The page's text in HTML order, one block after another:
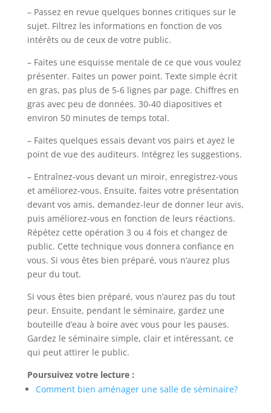
– Passez en revue quelques bonnes critiques sur le
sujet. Filtrez les informations en fonction de vos
intérêts ou de ceux de votre public.
– Faites une esquisse mentale de ce que vous voulez
présenter. Faites un power point. Texte simple écrit
en gras, pas plus de 5-6 lignes par page. Chiffres en
gras avec peu de données. 30-40 diapositives et
environ 50 minutes de temps total.
– Faites quelques essais devant vos pairs et ayez le
point de vue des auditeurs. Intégrez les suggestions.
– Entraînez-vous devant un miroir, enregistrez-vous
et améliorez-vous. Ensuite, faites votre présentation
devant vos amis, demandez-leur de donner leur avis,
puis améliorez-vous en fonction de leurs réactions.
Répétez cette opération 3 ou 4 fois et changez de
public. Cette technique vous donnera confiance en
vous. Si vous êtes bien préparé, vous n’aurez plus
peur du tout.
Si vous êtes bien préparé, vous n’aurez pas du tout
peur. Ensuite, pendant le séminaire, gardez une
bouteille d’eau à boire avec vous pour les pauses.
Gardez le séminaire simple, clair et intéressant, ce
qui peut attirer le public.
Poursuivez votre lecture :
Comment bien aménager une salle de séminaire?